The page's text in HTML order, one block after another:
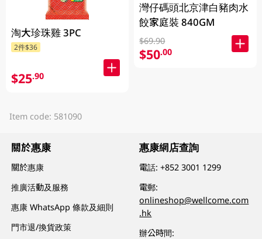
淘大珍珠雞 3PC
2件$36
$25.90
灣仔碼頭北京津白豬肉水
餃家庭裝 840GM
$69.90
$50.00
Item code: 581090
關於惠康
關於惠康
推廣活動及服務
惠康 WhatsApp 條款及細則
門市退/換貨政策
惠康網店查詢
電話:+852 3001 1299
電郵:
onlineshop@wellcome.com
.hk
辦公時間: